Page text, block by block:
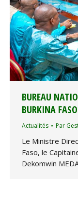
BUREAU
BURKINA FASO
Actualités Par
Le Ministre
Faso, le
Dekomwin